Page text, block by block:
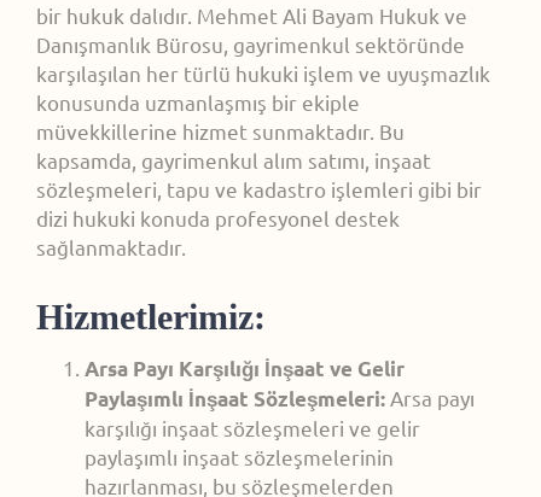
bir hukuk dalıdır. Mehmet Ali Bayam Hukuk ve
Danışmanlık Bürosu, gayrimenkul sektöründe
karşılaşılan her türlü hukuki işlem ve uyuşmazlık
konusunda uzmanlaşmış bir ekiple
müvekkillerine hizmet sunmaktadır. Bu
kapsamda, gayrimenkul alım satımı, inşaat
sözleşmeleri, tapu ve kadastro işlemleri gibi bir
dizi hukuki konuda profesyonel destek
sağlanmaktadır.
Hizmetlerimiz:
Arsa Payı Karşılığı İnşaat ve Gelir
Paylaşımlı İnşaat Sözleşmeleri: Arsa payı
karşılığı inşaat sözleşmeleri ve gelir
paylaşımlı inşaat sözleşmelerinin
hazırlanması, bu sözleşmelerden